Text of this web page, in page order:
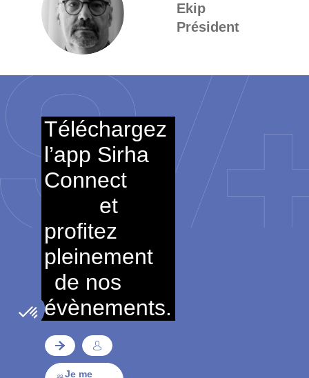
AL
Ekip
Président
Téléchargez
l’app Sirha
Connect
et
profitez
pleinement
de nos
évènements.
Je me